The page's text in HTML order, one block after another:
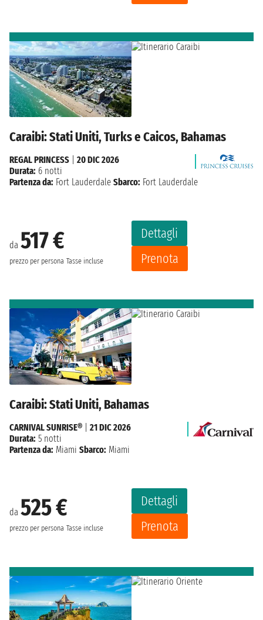
Caraibi: Stati Uniti, Turks e Caicos, Bahamas
da 517 €
prezzo per persona Tasse incluse
Dettagli
Prenota
REGAL PRINCESS
20 DIC 2026
Durata: 6 notti
Partenza da: Fort Lauderdale Sbarco: Fort Lauderdale
Caraibi: Stati Uniti, Bahamas
da 525 €
prezzo per persona Tasse incluse
Dettagli
Prenota
CARNIVAL SUNRISE®
21 DIC 2026
Durata: 5 notti
Partenza da: Miami Sbarco: Miami